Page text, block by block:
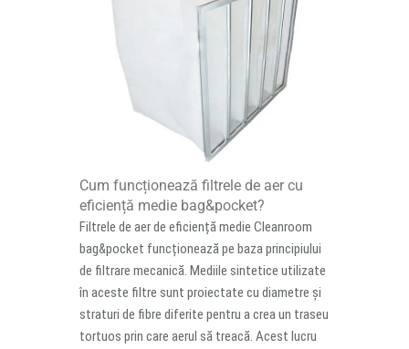
Cum funcționează filtrele de aer cu
eficiență medie bag&pocket?
Filtrele de aer de eficiență medie Cleanroom
bag&pocket funcționează pe baza principiului
de filtrare mecanică. Mediile sintetice utilizate
în aceste filtre sunt proiectate cu diametre și
straturi de fibre diferite pentru a crea un traseu
tortuos prin care aerul să treacă. Acest lucru